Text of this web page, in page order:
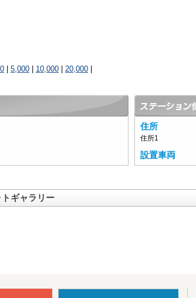
5,000 10,000 20,000
住所
住所1
設置車両
ギャラリー